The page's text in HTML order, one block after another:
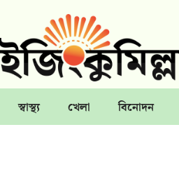
স্বাস্থ্য খেলা বিনোদন